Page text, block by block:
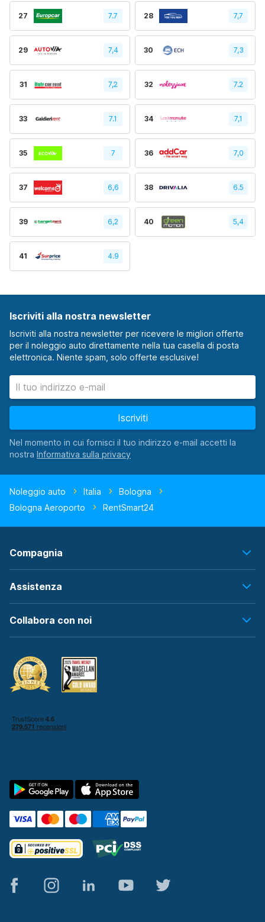
27 7.7 28 7,7
29 7,4 30 7,3
31 7,2 32 7.2
33 7.1 34 7,1
35 7 36 7,0
37 6,6 38 6.5
39 6,2 40 5,4
41 4.9
Iscriviti alla nostra newsletter
Iscriviti alla nostra newsletter per ricevere le migliori offerte
per il noleggio auto direttamente nella tua casella di posta
elettronica. Niente spam, solo offerte esclusive!
Iscriviti
Nel momento in cui fornisci il tuo indirizzo e-mail accetti la
nostra
Noleggio auto Italia
Bologna
Bologna Aeroporto
RentSmart24
Compagnia
Assistenza
Collabora con noi